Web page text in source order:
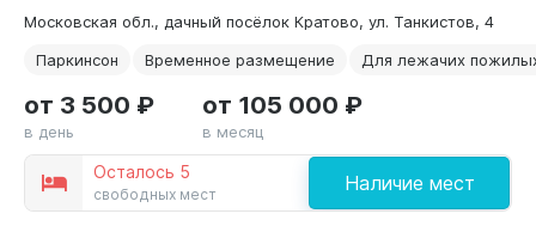
Московская обл., дачный посёлок Кратово, ул. Танкистов, 4
Паркинсон
Временное размещение Для лежачих
Осталось 5
свободных мест Наличие мест
от 3 500 ₽
в день
от 105 000 ₽
в месяц